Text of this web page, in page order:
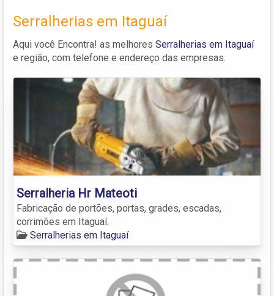
Serralherias em Itaguaí
Aqui você Encontra! as melhores Serralherias em Itaguaí
e região, com telefone e endereço das empresas.
Serralheria Hr Mateoti
Fabricação de portões, portas, grades, escadas,
corrimões em Itaguaí.
Serralherias em Itaguaí